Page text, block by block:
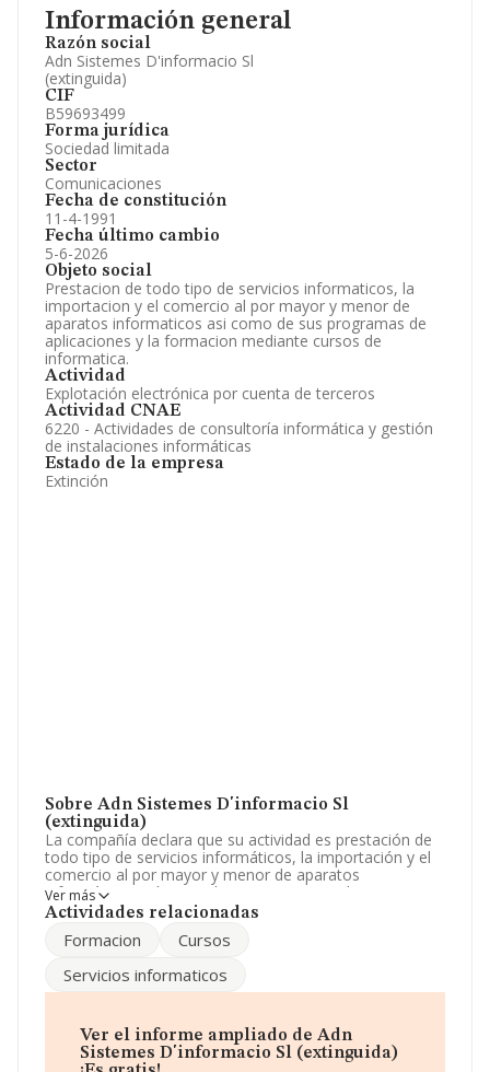
Información general
Razón social
Adn Sistemes D'informacio Sl
(extinguida)
CIF
B59693499
Forma jurídica
Sociedad limitada
Sector
Comunicaciones
Fecha de constitución
11-4-1991
Fecha último cambio
5-6-2026
Objeto social
Prestacion de todo tipo de servicios informaticos, la
importacion y el comercio al por mayor y menor de
aparatos informaticos asi como de sus programas de
aplicaciones y la formacion mediante cursos de
informatica.
Actividad
Explotación electrónica por cuenta de terceros
Actividad CNAE
6220 - Actividades de consultoría informática y gestión
de instalaciones informáticas
Estado de la empresa
Extinción
Sobre Adn Sistemes D'informacio Sl
(extinguida)
La compañía declara que su actividad es prestación de
todo tipo de servicios informáticos, la importación y el
comercio al por mayor y menor de aparatos
informáticos así como de sus programas de
aplicaciones y la formación mediante cursos de
Limitada. Clasifica su actividad CNAE como '%cnae%',
exportación.
facilita el número de teléfono 932850933.
La empresaAdn Sistemes D'informacio S.L
Ver más
Actividades relacionadas
Formacion
Cursos
Servicios informaticos
Ver el informe ampliado de Adn
Sistemes D'informacio Sl (extinguida)
Información oficial y registral complementaria.